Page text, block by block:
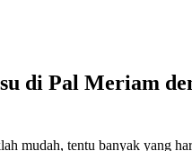
di Pal Meriam
mudah, tentu banyak yang